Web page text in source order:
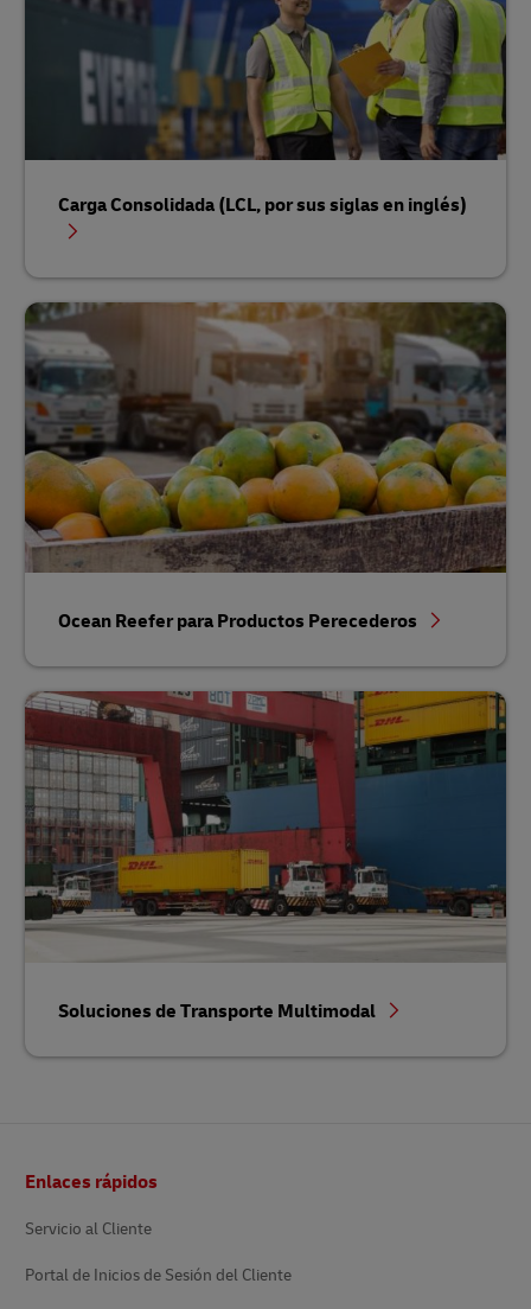
Carga Consolidada (LCL, por sus siglas en inglés)
Ocean Reefer para Productos Perecederos
Soluciones de Transporte Multimodal
de
Enlaces rápidos
Servicio al Cliente
Portal de Inicios de Sesión del Cliente